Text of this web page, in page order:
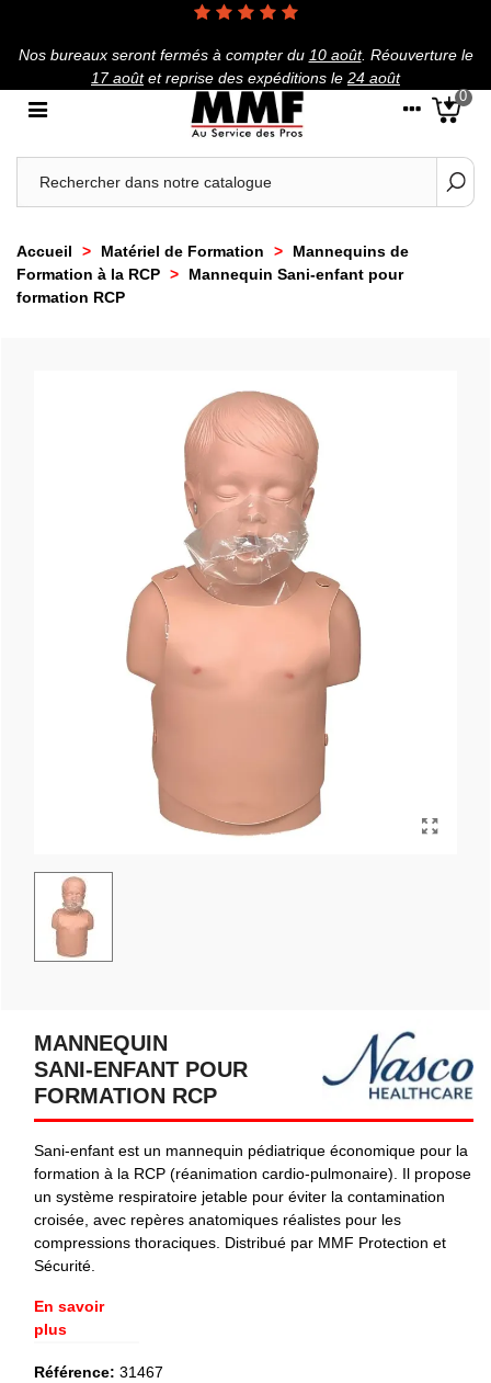
Nos bureaux seront fermés à compter du 10 août. Réouverture le
17 aoûtet reprise des expéditions le 24 août
0
Accueil > Matériel de Formation >
Mannequins de
Formation à la RCP >
Mannequin Sani‑enfant pour
formation RCP
MANNEQUIN
SANI‑ENFANT POUR
FORMATION RCP
Sani‑enfant est un mannequin pédiatrique économique pour la
formation à la RCP (réanimation cardio-pulmonaire). Il propose
un système respiratoire jetable pour éviter la contamination
croisée, avec repères anatomiques réalistes pour les
compressions thoraciques. Distribué par MMF Protection et
Sécurité.
En savoir
plus
Référence: 31467